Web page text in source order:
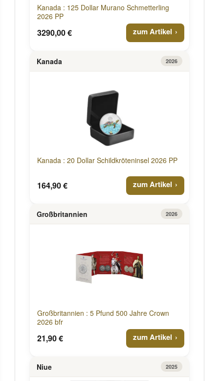
Kanada : 125 Dollar Murano Schmetterling
2026 PP
3290,00 € zum Artikel
Kanada 2026
Kanada : 20 Dollar Schildkröteninsel 2026 PP
164,90 € zum Artikel
Großbritannien 2026
Großbritannien : 5 Pfund 500 Jahre Crown
2026 bfr
21,90 € zum Artikel
Niue 2025